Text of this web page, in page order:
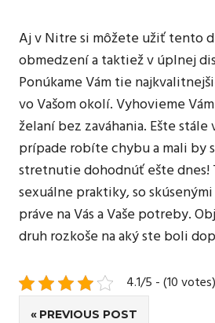
Aj v Nitre si môžete užiť tento
obmedzení a taktiež v úplnej
Ponúkame Vám tie
vo Vašom okolí. Vyhovieme
želaní bez zaváhania. Ešte stále
prípade robíte chybu a mali by
stretnutie dohodnúť ešte dnes!
sexuálne praktiky, so
práve na Vás a Vaše potreby.
druh rozkoše na aký ste boli
4.1/5 - (10 votes)
PREVIOUS POST